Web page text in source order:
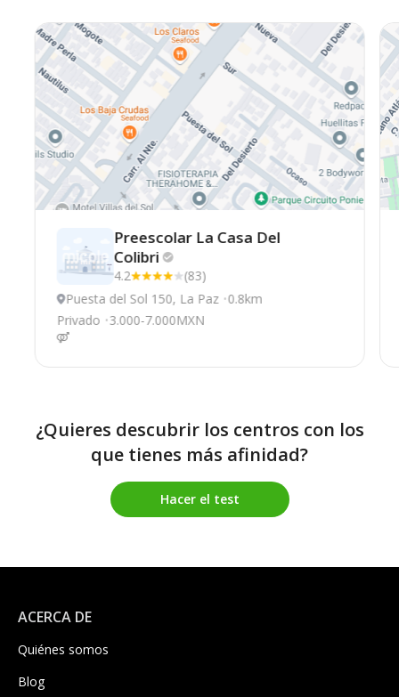
Preescolar La Casa Del
Colibri
4.2
(83)
Puesta del Sol 150, La Paz 0.8km
Privado 3.000-7.000MXN
¿Quieres descubrir los centros con los
que tienes más afinidad?
Hacer el test
ACERCA DE
Quiénes somos
Blog